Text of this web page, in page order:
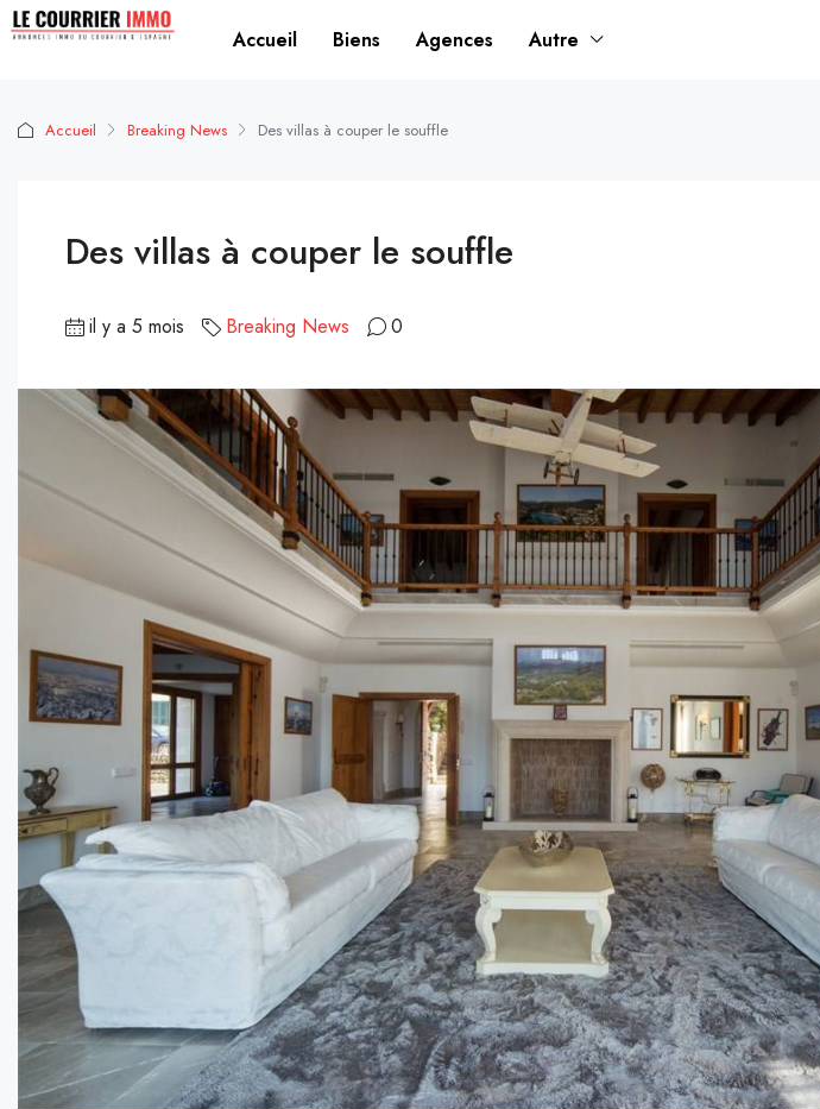
Accueil Biens Agences Autre
Accueil Breaking News Des villas à couper le souffle
Des villas à couper le souffle
il y a 5 mois Breaking News 0